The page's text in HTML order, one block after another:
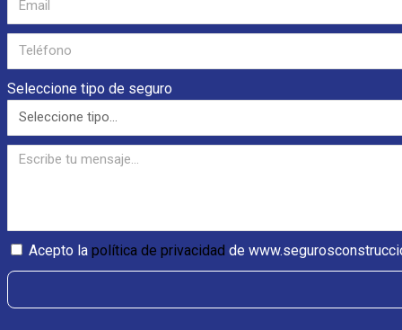
Seleccione tipo de seguro
Acepto la política de privacidad de